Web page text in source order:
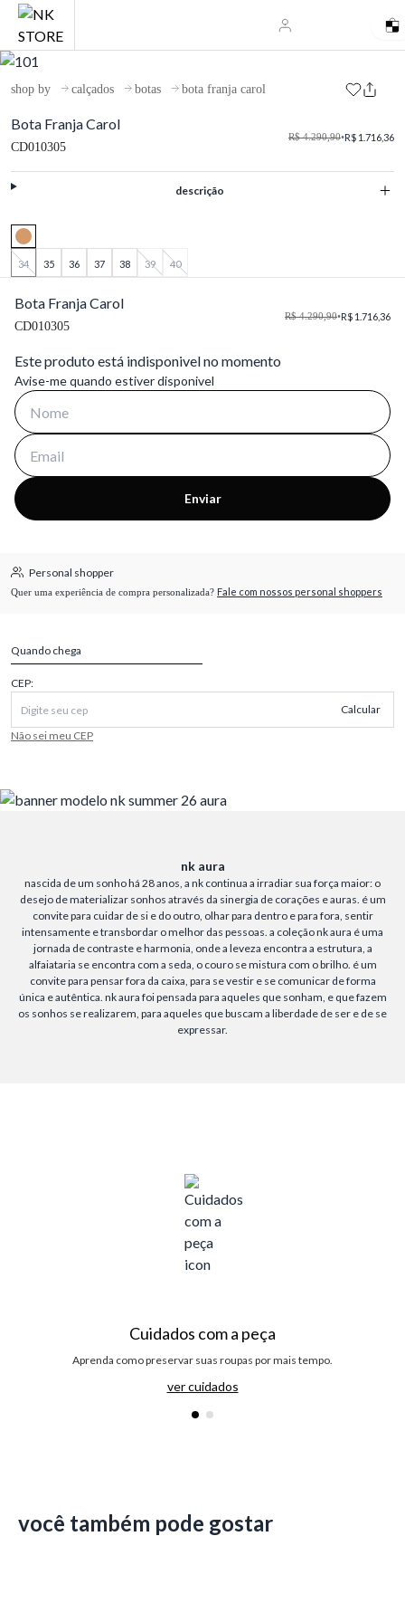
shop by calçados botas bota franja carol
Bota Franja Carol
CD010305
R$ 4.290,90•R$ 1.716,36
descrição
34 35 36 37 38 39 40
Bota Franja Carol
CD010305
R$ 4.290,90•R$ 1.716,36
Este produto está indisponivel no momento
Avise-me quando estiver disponivel
Enviar
Personal shopper
Quer uma experiência de compra personalizada? Fale com nossos personal shoppers
Quando chega
CEP:
Calcular
Não sei meu CEP
nk aura
nascida de um sonho há 28 anos, a nk continua a irradiar sua força maior: o
desejo de materializar sonhos através da sinergia de corações e auras. é um
convite para cuidar de si e do outro, olhar para dentro e para fora, sentir
intensamente e transbordar o melhor das pessoas. a coleção nk aura é uma
jornada de contraste e harmonia, onde a leveza encontra a estrutura, a
alfaiataria se encontra com a seda, o couro se mistura com o brilho. é um
convite para pensar fora da caixa, para se vestir e se comunicar de forma
única e autêntica. nk aura foi pensada para aqueles que sonham, e que fazem
os sonhos se realizarem, para aqueles que buscam a liberdade de ser e de se
expressar.
Cuidados com a peça
Aprenda como preservar suas roupas por mais tempo.
ver cuidados
você também pode gostar